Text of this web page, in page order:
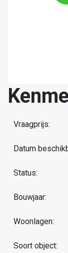
Vraagprijs:
Datum
Status:
Bouwjaar:
Woonlagen:
Soort object: